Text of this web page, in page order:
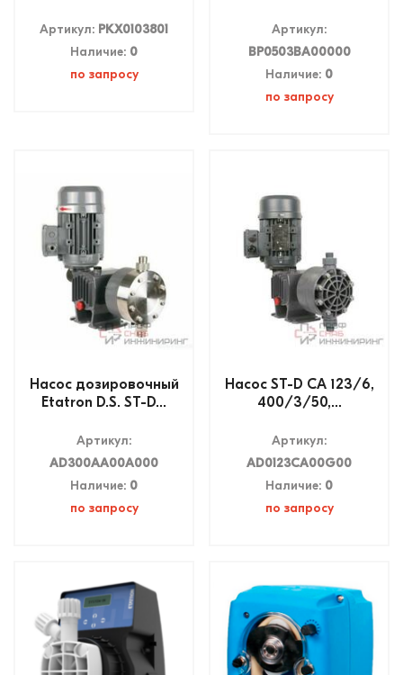
Артикул: PKX0103801
Наличие: 0
по запросу
Артикул:
BP0503BA00000
Наличие: 0
по запросу
Насос дозировочный
Etatron D.S. ST-D...
Артикул:
AD300AA00A000
Наличие: 0
по запросу
Насос ST-D CA 123/6,
400/3/50,...
Артикул:
AD0123CA00G00
Наличие: 0
по запросу